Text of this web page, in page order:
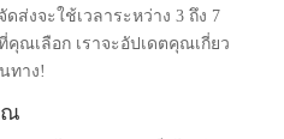
ส่งจะใช้เวลาระหว่าง 3 ถึง 7
ณเลือก เราจะอัปเดตคุณเกี่ยว
ทาง!
ณ